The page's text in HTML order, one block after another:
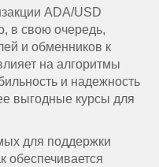
ADA/USD
в свою очередь,
и обменников к
на алгоритмы
и надежность
выгодные курсы для
для поддержки
обеспечивается